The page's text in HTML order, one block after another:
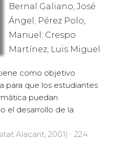
Bernal Galiano, José
Ángel; Pérez Polo,
Manuel; Crespo
Martínez, Luis Miguel
como objetivo
para que los estudiantes
puedan
el desarrollo de la
Alacant, 2001) · 224